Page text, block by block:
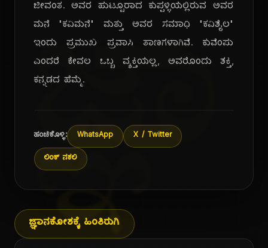
ಜ್ಞಾ
ಜೀವಂತ. ಅವರ ಹುಟ್ಟೂರಾದ ಕುಪ್ಪಳ್ಳಿಯಲ್ಲಿರುವ ಅವರ
ಮನೆ "ಕವಿಮನೆ" ಮತ್ತು ಅವರ ಸಮಾಧಿ "ಕವಿಶೈಲ"
ಇಂದು ಪ್ರಮುಖ ಪ್ರವಾಸಿ ತಾಣಗಳಾಗಿವೆ. ಕುವೆಂಪು
ಎಂದರೆ ಕೇವಲ ಒಬ್ಬ ವ್ಯಕ್ತಿಯಲ್ಲ, ಅವರೊಂದು ಶಕ್ತಿ,
ಕನ್ನಡದ ಹೆಮ್ಮೆ.
ಹಂಚಿಕೊಳ್ಳಿ: WhatsApp X / Twitter
ಲಿಂಕ್ ನಕಲಿ
ಜ್ಞಾನಕೋಶಕ್ಕೆ ಹಿಂತಿರುಗಿ